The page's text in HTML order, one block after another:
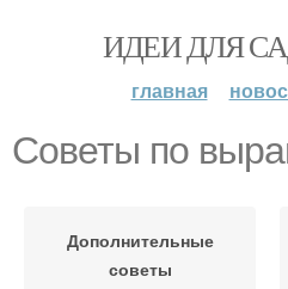
ИДЕИ ДЛЯ
главная
Советы по
Дополнительные
советы